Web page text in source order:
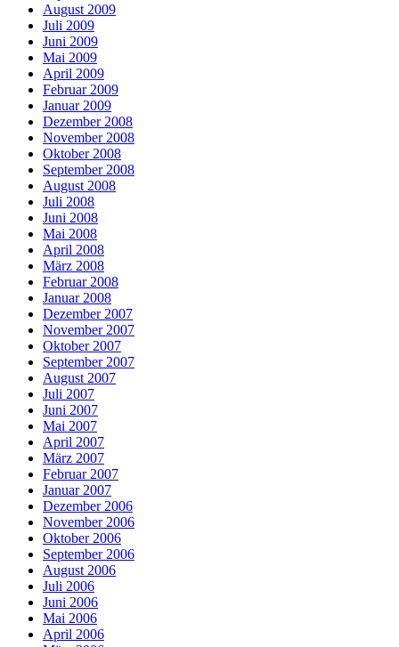
August 2009
Juli 2009
Juni 2009
Mai 2009
April 2009
Februar 2009
Januar 2009
Dezember 2008
November 2008
Oktober 2008
September 2008
August 2008
Juli 2008
Juni 2008
Mai 2008
April 2008
März 2008
Februar 2008
Januar 2008
Dezember 2007
November 2007
Oktober 2007
September 2007
August 2007
Juli 2007
Juni 2007
Mai 2007
April 2007
März 2007
Februar 2007
Januar 2007
Dezember 2006
November 2006
Oktober 2006
September 2006
August 2006
Juli 2006
Juni 2006
Mai 2006
April 2006